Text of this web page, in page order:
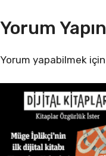
Yorum Yapın
Yorum yapabilmek için